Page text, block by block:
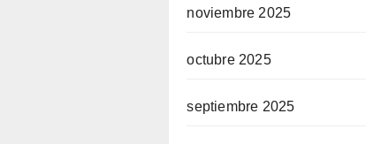
noviembre 2025
octubre 2025
septiembre 2025